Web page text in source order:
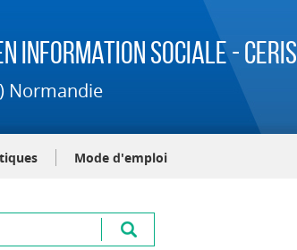
Information Sociale - CERIS
Normandie
Mode d'emploi